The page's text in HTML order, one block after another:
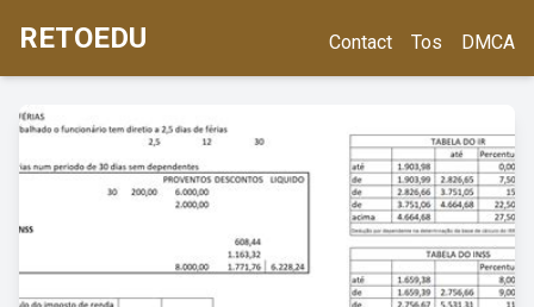
RETOEDU Contact Tos DMCA